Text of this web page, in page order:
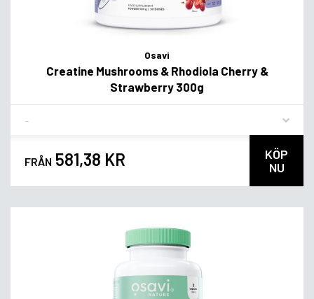
Osavi
Creatine Mushrooms & Rhodiola Cherry &
Strawberry 300g
FRÅN 581,38 KR
KÖP
NU